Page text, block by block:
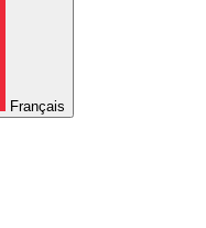
Français